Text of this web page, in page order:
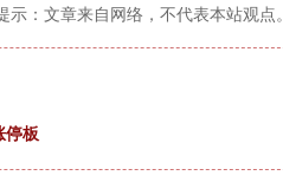
示：文章来自网络，不代表本站观点。
停板